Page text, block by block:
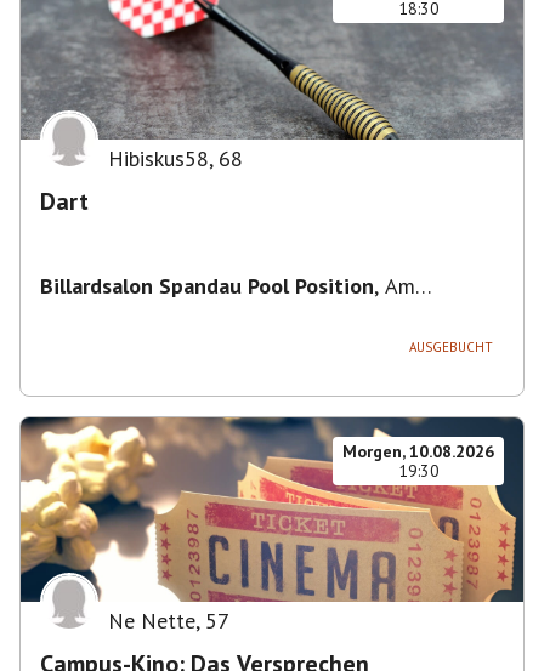
18:30
Hibiskus58, 68
Dart
Billardsalon Spandau Pool Position, Am
AUSGEBUCHT
Morgen, 10.08.2026
19:30
Ne Nette, 57
Campus-Kino: Das Versprechen